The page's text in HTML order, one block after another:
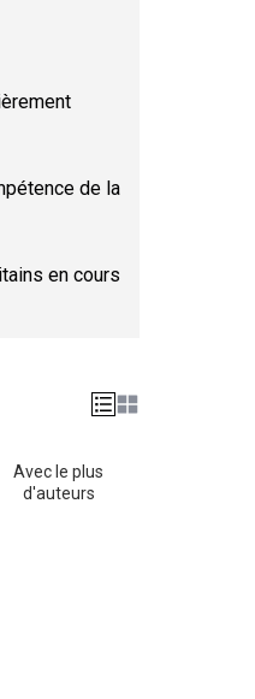
de la
en cours
Avec le plus
d'auteurs